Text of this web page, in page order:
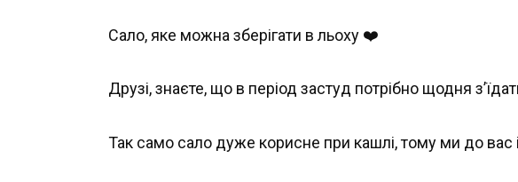
Сало, яке можна зберігати в льоху ❤️
Друзі, знаєте, що в період застуд потрібно щодня
Так само сало дуже корисне при кашлі, тому ми до вас